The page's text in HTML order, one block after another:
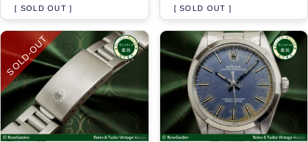
[ SOLD OUT ] [ SOLD OUT ]
SOLD-OUT